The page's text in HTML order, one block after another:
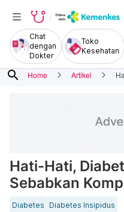
Chat
dengan
Dokter
Toko
Kesehatan
search Home Artikel
Hati-Hati,
Sebabkan
Diabetes
Diabetes Insipidus